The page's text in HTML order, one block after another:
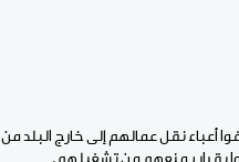
أعباء نقل عمالهم إلى خارج البلد من
بقرار يمنعهم من تشغيلهم.